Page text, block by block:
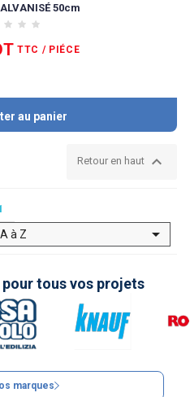
50cm
TTC / PIÉCE
au panier
Retour en haut 
à Z 
tous vos projets
marques